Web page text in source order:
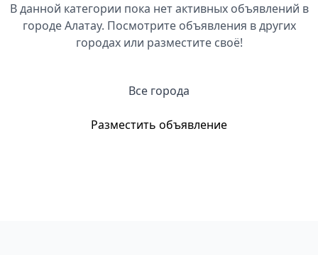
В данной категории пока нет активных объявлений в
городе Алатау. Посмотрите объявления в других
городах или разместите своё!
Все города
Разместить объявление